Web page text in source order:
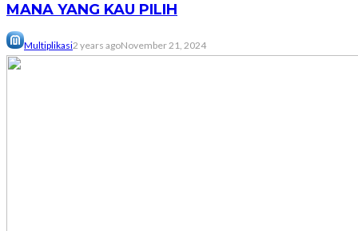
MANA YANG KAU PILIH
Multiplikasi2 years agoNovember 21, 2024